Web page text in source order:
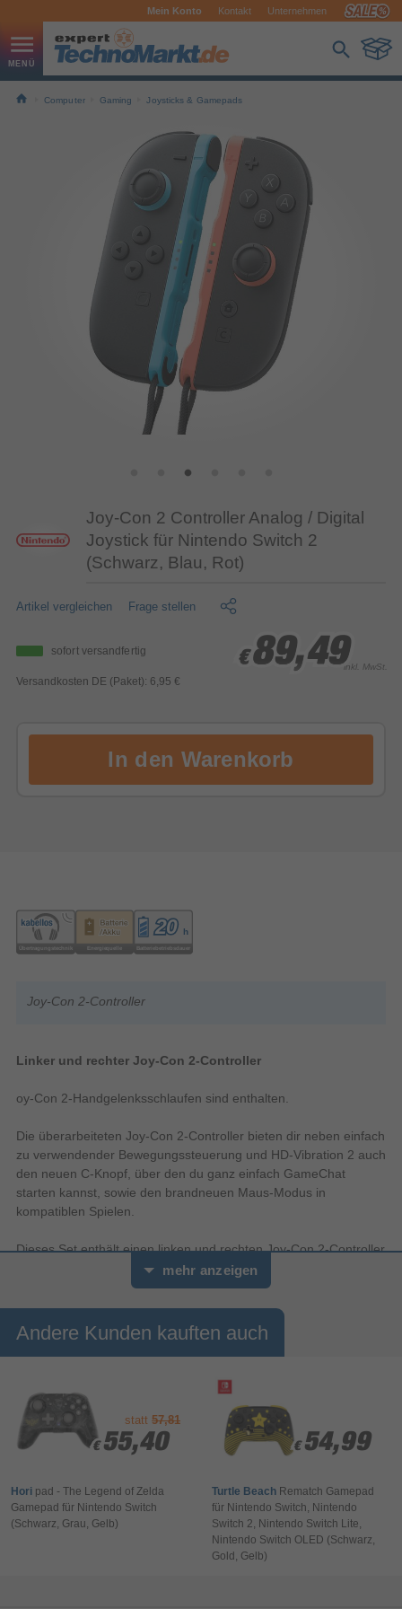
Mein Konto Kontakt Unternehmen
Computer Gaming Joysticks & Gamepads
Joy-Con 2 Controller Analog / Digital
Joystick für Nintendo Switch 2
(Schwarz, Blau, Rot)
Artikel vergleichen Frage stellen
sofort versandfertig
Versandkosten DE (Paket): 6,95 €
€ 89,49
€ 89,49
€ 89,49inkl. MwSt.
Joy-Con 2-Controller
Linker und rechter Joy-Con 2-Controller
oy-Con 2-Handgelenksschlaufen sind enthalten.
Die überarbeiteten Joy-Con 2-Controller bieten dir neben einfach
zu verwendender Bewegungssteuerung und HD-Vibration 2 auch
den neuen C-Knopf, über den du ganz einfach GameChat
starten kannst, sowie den brandneuen Maus-Modus in
kompatiblen Spielen.
Dieses Set enthält einen linken und rechten Joy-Con 2-Controller
sowie ein Paar Joy-Con 2-Handgelenksschlaufen, die bei
kompatiblen Spielen perfekt für den lokalen Mehrspielermodus
mit einem Freund geeignet sind.
mehr anzeigen
Andere Kunden kauften auch
statt57,81
€ 55,40
€ 55,40
Hori pad - The Legend of Zelda
Gamepad für Nintendo Switch
(Schwarz, Grau, Gelb)
€ 54,99
€ 54,99
Turtle Beach Rematch Gamepad
für Nintendo Switch, Nintendo
Switch 2, Nintendo Switch Lite,
Nintendo Switch OLED (Schwarz,
Gold, Gelb)